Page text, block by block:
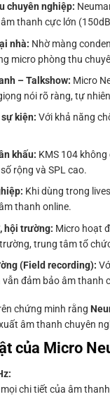
chuyên nghiệp:
thanh cực lớn
nhà: Nhờ màng
micro phòng thu
– Talkshow: Micro
nói rõ ràng, tự
kiện: Với khả năng
khấu: KMS 104
rộng và SPL cao.
Khi dùng trong
thanh online.
hội trường: Micro hoạt
trung tâm tổ
(Field recording):
đảm bảo âm thanh
chứng minh rằng
âm thanh chuyên
của Micro
chi tiết của âm